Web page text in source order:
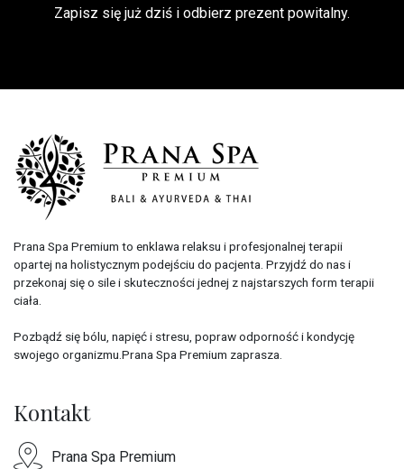
Zapisz się już dziś i odbierz prezent powitalny.
Prana Spa Premium to enklawa relaksu i profesjonalnej terapii
opartej na holistycznym podejściu do pacjenta. Przyjdź do nas i
przekonaj się o sile i skuteczności jednej z najstarszych form terapii
ciała.
Pozbądź się bólu, napięć i stresu, popraw odporność i kondycję
swojego organizmu.Prana Spa Premium zaprasza.
Kontakt
Prana Spa Premium